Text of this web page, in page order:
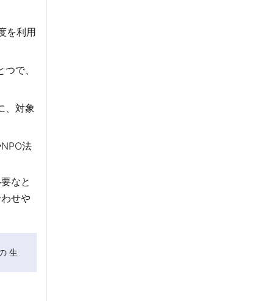
を利用
で、
、対象
法
なと
せや
生